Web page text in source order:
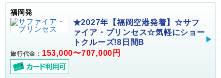
福岡発
★2027年【福岡空港発着】☆サフ
ァイア・プリンセス☆気軽にショー
トクルーズ!8日間B
旅行代金： 153,000〜707,000円